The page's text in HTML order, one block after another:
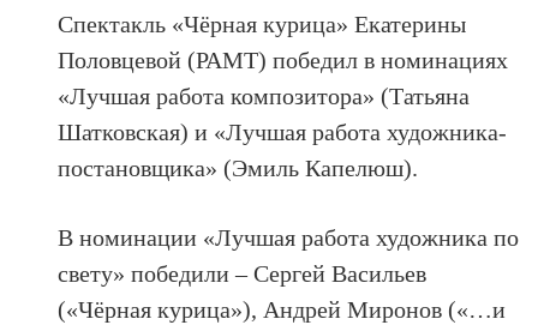
Спектакль «Чёрная курица» Екатерины
Половцевой (РАМТ) победил в номинациях
«Лучшая работа композитора» (Татьяна
Шатковская) и «Лучшая работа художника-
постановщика» (Эмиль Капелюш).
В номинации «Лучшая работа художника по
свету» победили – Сергей Васильев
(«Чёрная курица»), Андрей Миронов («…и